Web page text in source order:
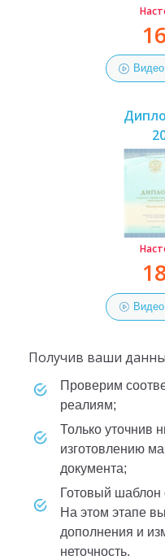
Видео
Видео
Получив ваши
проверим соответствие запроса
реалиям;
только уточнив нюансы, приступим к
изготовлению
документа;
готовый шаблон отправим на проверку.
На этом этапе
дополнения и
неточность.